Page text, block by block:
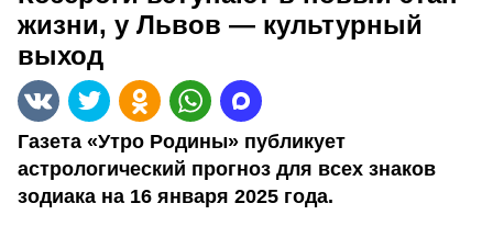
жизни, у Львов — культурный
выход
Газета «Утро Родины» публикует
астрологический прогноз для всех знаков
зодиака на 16 января 2025 года.